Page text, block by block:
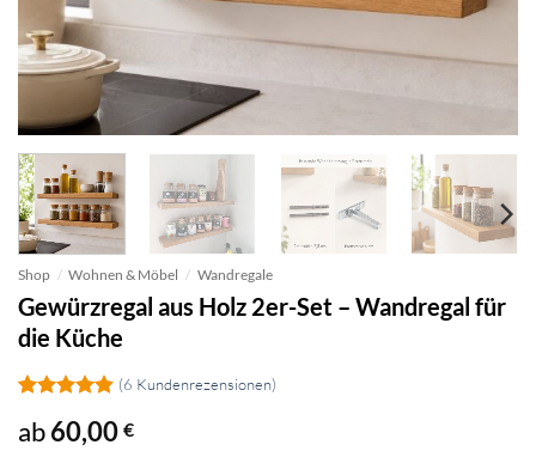
Shop / Wohnen & Möbel / Wandregale
Gewürzregal aus Holz 2er-Set – Wandregal für
die Küche
mit 4.83
(6 Kundenrezensionen)
ab60,00 €